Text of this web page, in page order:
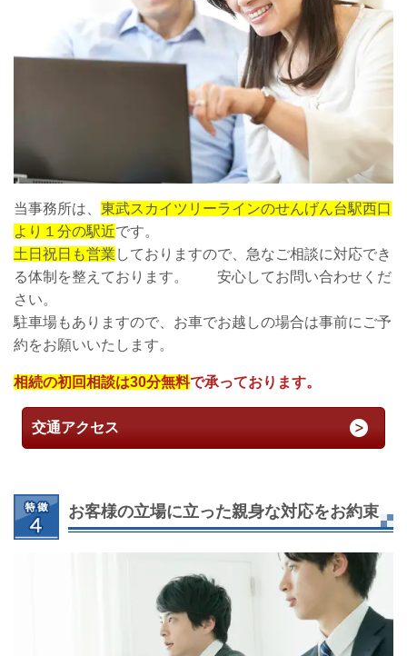
当事務所は、 東武スカイツリーラインのせんげん台駅西口
より１分の駅近です。
土日祝日も営業 しておりますので、急なご相談に対応でき
る体制を整えております。 安心してお問い合わせくだ
さい。
駐車場もありますので、お車でお越しの場合は事前にご予
約をお願いいたします。
相続の初回相談は30分無料で承っております。
交通アクセス
お客様の立場に立った親身な対応をお約束